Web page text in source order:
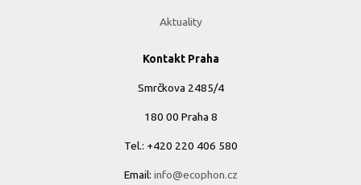
Aktuality
Kontakt Praha
Smrčkova 2485/4
180 00 Praha 8
Tel.: +420 220 406 580
Email: info@ecophon.cz